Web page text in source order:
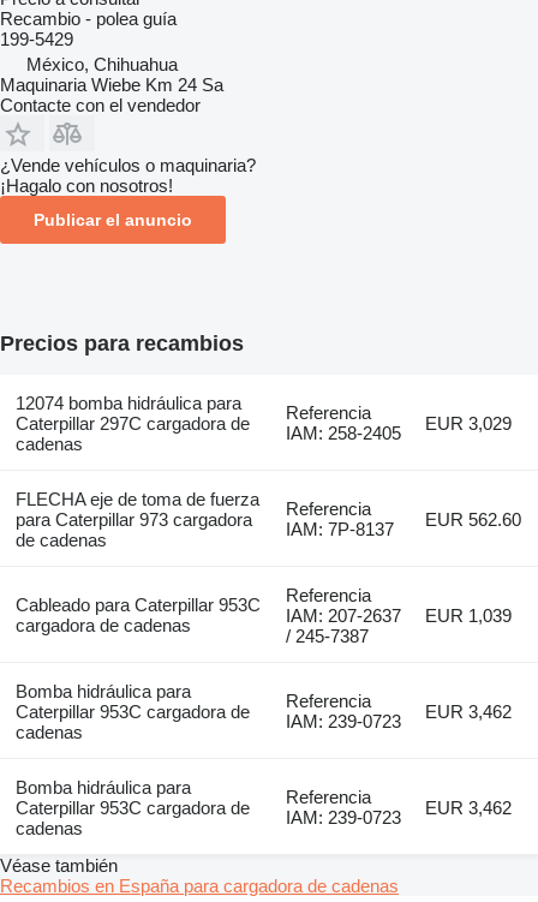
Recambio - polea guía
199-5429
México, Chihuahua
Maquinaria Wiebe Km 24 Sa
Contacte con el vendedor
¿Vende vehículos o maquinaria?
¡Hagalo con nosotros!
Publicar el anuncio
Precios para recambios
12074 bomba hidráulica para
Caterpillar 297C cargadora de
cadenas
Referencia
IAM: 258-2405
EUR 3,029
FLECHA eje de toma de fuerza
para Caterpillar 973 cargadora
de cadenas
Referencia
IAM: 7P-8137
EUR 562.60
Cableado para Caterpillar 953C
cargadora de cadenas
Referencia
IAM: 207-2637
/ 245-7387
EUR 1,039
Bomba hidráulica para
Caterpillar 953C cargadora de
cadenas
Referencia
IAM: 239-0723
EUR 3,462
Bomba hidráulica para
Caterpillar 953C cargadora de
cadenas
Referencia
IAM: 239-0723
EUR 3,462
Véase también
Recambios en España para cargadora de cadenas